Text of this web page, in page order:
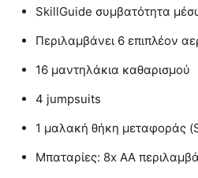
SkillGuide συμβατότητα
Περιλαμβάνει 6 επιπλέον
16 μαντηλάκια καθαρισμού
4 jumpsuits
1 μαλακή θήκη μεταφοράς
Μπαταρίες: 8x AA